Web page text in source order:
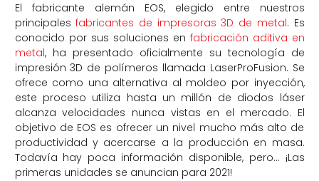
El fabricante alemán EOS, elegido entre nuestros
principalesfabricantes de impresoras 3D de metal. Es
conocido por sus soluciones en fabricación aditiva en
metal, ha presentado oficialmente su tecnología de
impresión 3D de polímeros llamada LaserProFusion. Se
ofrece como una alternativa al moldeo por inyección,
este proceso utiliza hasta un millón de diodos láser
alcanza velocidades nunca vistas en el mercado. El
objetivo de EOS es ofrecer un nivel mucho más alto de
productividad y acercarse a la producción en masa.
Todavía hay poca información disponible, pero… ¡Las
primeras unidades se anuncian para 2021!